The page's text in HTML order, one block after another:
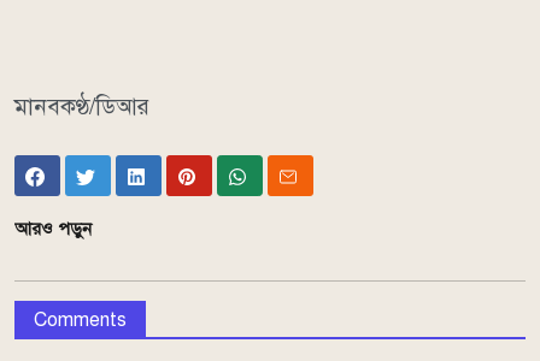
মানবকণ্ঠ/ডিআর
আরও পড়ুন
Comments